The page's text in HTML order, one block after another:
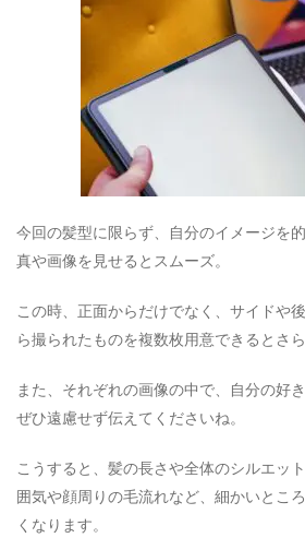
今回の髪型に限らず、自分のイメージを
真や画像を見せるとスムーズ。
この時、正面からだけでなく、サイドや
ら撮られたものを複数枚用意できるとさら
また、それぞれの画像の中で、自分の好
ぜひ遠慮せず伝えてくださいね。
こうすると、髪の長さや全体のシルエッ
囲気や顔周りの毛流れなど、細かいとこ
くなります。